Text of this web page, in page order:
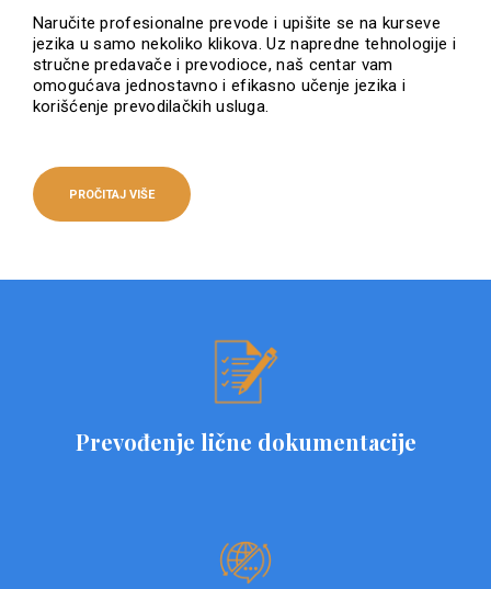
Naručite profesionalne prevode i upišite se na kurseve
jezika u samo nekoliko klikova. Uz napredne tehnologije i
stručne predavače i prevodioce, naš centar vam
omogućava jednostavno i efikasno učenje jezika i
korišćenje prevodilačkih usluga.
PROČITAJ VIŠE
Prevođenje lične dokumentacije